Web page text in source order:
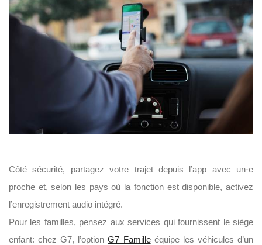
Côté sécurité, partagez votre trajet depuis l’app avec un·e
proche et, selon les pays où la fonction est disponible, activez
l’enregistrement audio intégré.
Pour les familles, pensez aux services qui fournissent le siège
enfant: chez G7, l’optionG7 Familleéquipe les véhicules d’un